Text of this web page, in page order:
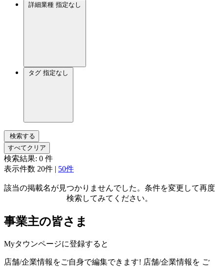
詳細業種 指定なし
タグ 指定なし
検索する
すべてクリア
検索結果: 0 件
表示件数 20件 | 50件
該当の掲載名が見つかりませんでした。条件を変更して再度
検索してみてください。
事業主の皆さま
Myタウンページに登録すると
店舗/企業情報をご自身で編集できます! 店舗/企業情報を ご